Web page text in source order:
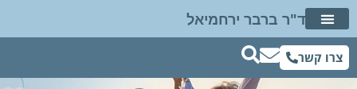
ד"ר ברבר ירחמיאל
צרו קשר